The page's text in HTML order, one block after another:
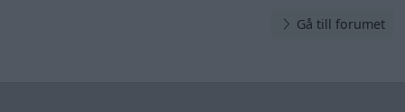
Gå till forumet